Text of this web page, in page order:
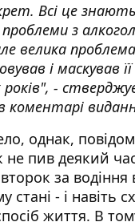
Всі це
з
велика
і маскував
-
коментарі
однак,
не пив деякий
за водіння
стані - і навіть
життя. В